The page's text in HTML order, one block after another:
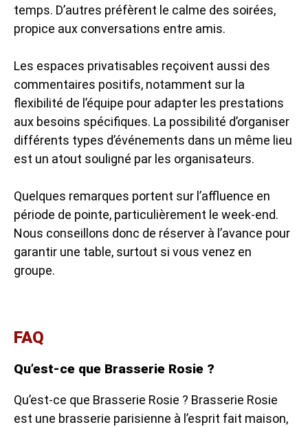
temps. D’autres préfèrent le calme des soirées,
propice aux conversations entre amis.
Les espaces privatisables reçoivent aussi des
commentaires positifs, notamment sur la
flexibilité de l’équipe pour adapter les prestations
aux besoins spécifiques. La possibilité d’organiser
différents types d’événements dans un même lieu
est un atout souligné par les organisateurs.
Quelques remarques portent sur l’affluence en
période de pointe, particulièrement le week-end.
Nous conseillons donc de réserver à l’avance pour
garantir une table, surtout si vous venez en
groupe.
FAQ
Qu’est-ce que Brasserie Rosie ?
Qu’est-ce que Brasserie Rosie ? Brasserie Rosie
est une brasserie parisienne à l’esprit fait maison,